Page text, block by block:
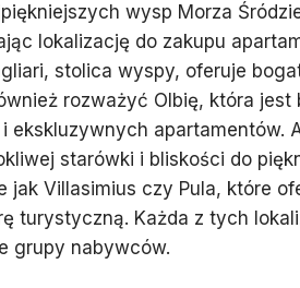
wysp Morza
lokalizację do zakupu
stolica wyspy, oferuje
rozważyć Olbię, która jest
ekskluzywnych apartamentów.
starówki i bliskości do
jak Villasimius czy Pula, które
turystyczną. Każda z tych
grupy nabywców.